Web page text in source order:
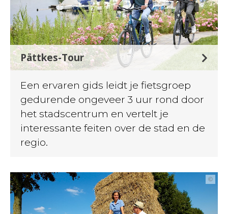
Pättkes-Tour
Een ervaren gids leidt je fietsgroep
gedurende ongeveer 3 uur rond door
het stadscentrum en vertelt je
interessante feiten over de stad en de
regio.
©